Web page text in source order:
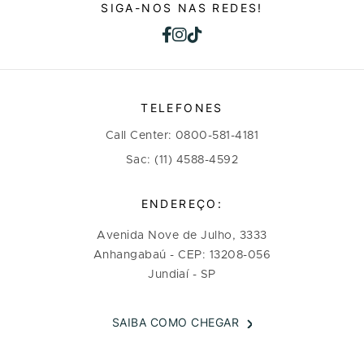
SIGA-NOS NAS REDES!
TELEFONES
Call Center: 0800-581-4181
Sac: (11) 4588-4592
ENDEREÇO:
Avenida Nove de Julho, 3333
Anhangabaú - CEP: 13208-056
Jundiaí - SP
SAIBA COMO CHEGAR